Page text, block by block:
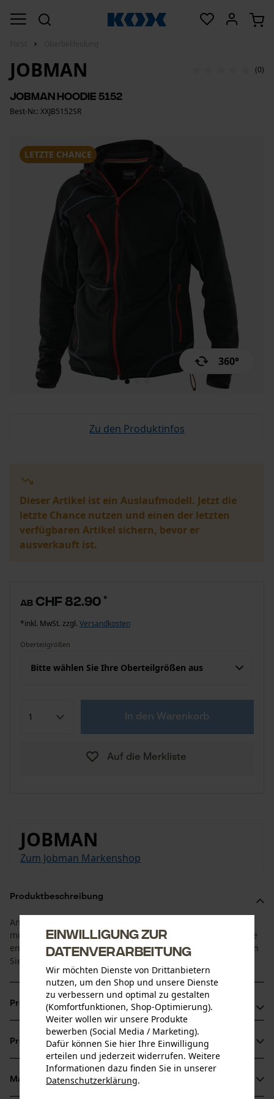
LETZTE CHANCE
360°
JOBMAN (0)
Jobman Hoodie 5152
Best-Nr.: XXJB5152SR
Zu den Produktinfos
Dieser Artikel ist ein Auslaufmodell. Jetzt die
letzte Chance nutzen und einen der letzten
verfügbaren Artikel sichern, bevor er
ausverkauft ist.
ab CHF 82.90 *
*inkl. MwSt. zzgl. Versandkosten
Oberteilgrößen
Bitte wählen Sie Ihre Oberteilgrößen aus
In den Warenkorb
Auf die Merkliste
JOBMAN
Zum Jobman Markenshop
Produktbeschreibung
Angenehm leichter Hoodie aus weichem Funktionsmaterial
mit Fleecefutter. Auch für Damen geeignet. Bestellen Sie die
entsprechende Herrengröße, eine Umrechnungshilfe finden
Sie in unseren Größentabellen.
Produktvorteile
Weiches Innenfutter aus Fleece
Hohe Bewegungsfreiheit
Kapuze und Bund mit Kordelzug verstellbar
Produktinformationen
Produktdetails
Material & Pflege
Einwilligung zur
Datenverarbeitung
Wir möchten Dienste von Drittanbietern
nutzen, um den Shop und unsere Dienste
zu verbessern und optimal zu gestalten
(Komfortfunktionen, Shop-Optimierung).
Weiter wollen wir unsere Produkte
bewerben (Social Media / Marketing).
Dafür können Sie hier Ihre Einwilligung
erteilen und jederzeit widerrufen. Weitere
Informationen dazu finden Sie in unserer
Datenschutzerklärung.